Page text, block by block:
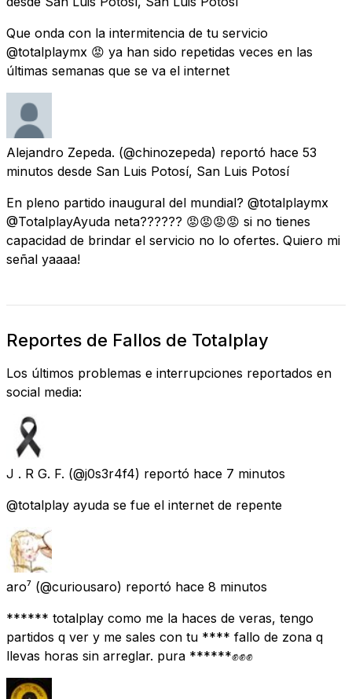
Que onda con la intermitencia de tu servicio
@totalplaymx 😡 ya han sido repetidas veces en las
últimas semanas que se va el internet
Alejandro Zepeda. (@chinozepeda) reportó hace 53
minutos desde San Luis Potosí, San Luis Potosí
En pleno partido inaugural del mundial? @totalplaymx
@TotalplayAyuda neta?????? 😡😡😡😡 si no tienes
capacidad de brindar el servicio no lo ofertes. Quiero mi
señal yaaaa!
Reportes de Fallos de Totalplay
Los últimos problemas e interrupciones reportados en
social media:
J . R G. F. (@j0s3r4f4) reportó hace 7 minutos
@totalplay ayuda se fue el internet de repente
aro⁷ (@curiousaro) reportó hace 8 minutos
****** totalplay como me la haces de veras, tengo
partidos q ver y me sales con tu **** fallo de zona q
llevas horas sin arreglar. pura ******✊✊✊